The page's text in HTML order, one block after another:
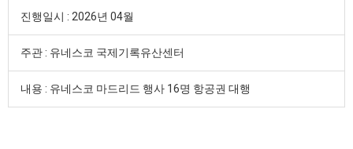
진행일시 : 2026년 04월
주관 : 유네스코 국제기록유산센터
내용 : 유네스코 마드리드 행사 16명 항공권 대행